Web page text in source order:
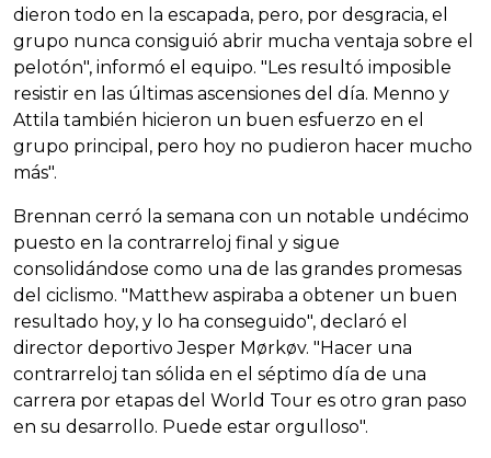
dieron todo en la escapada, pero, por desgracia, el
grupo nunca consiguió abrir mucha ventaja sobre el
pelotón", informó el equipo. "Les resultó imposible
resistir en las últimas ascensiones del día. Menno y
Attila también hicieron un buen esfuerzo en el
grupo principal, pero hoy no pudieron hacer mucho
más".
Brennan cerró la semana con un notable undécimo
puesto en la contrarreloj final y sigue
consolidándose como una de las grandes promesas
del ciclismo. "Matthew aspiraba a obtener un buen
resultado hoy, y lo ha conseguido", declaró el
director deportivo Jesper Mørkøv. "Hacer una
contrarreloj tan sólida en el séptimo día de una
carrera por etapas del World Tour es otro gran paso
en su desarrollo. Puede estar orgulloso".